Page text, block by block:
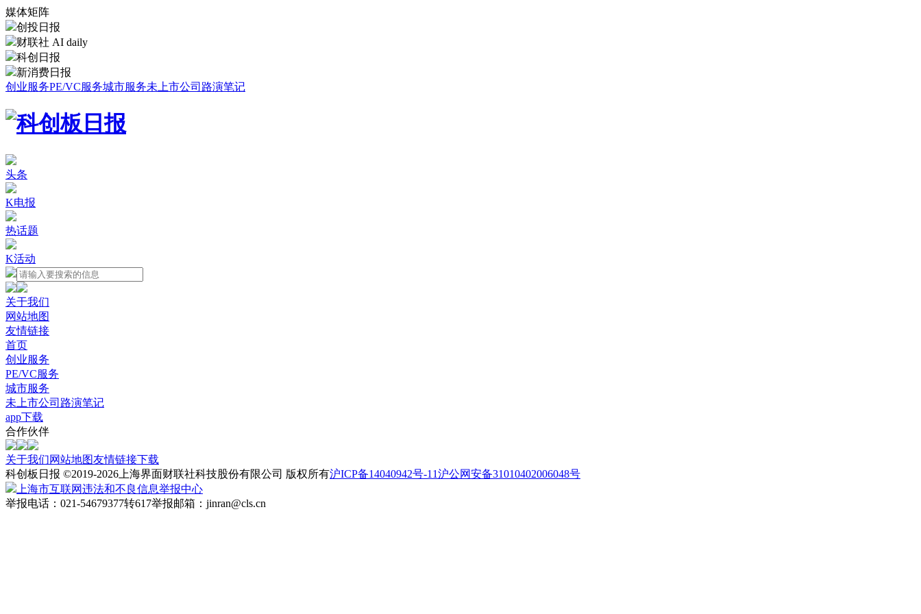
媒体矩阵
创投日报
财联社 AI daily
科创日报
新消费日报
创业服务PE/VC服务城市服务未上市公司路演笔记
头条
K电报
热话题
K活动
关于我们
网站地图
友情链接
首页
创业服务
PE/VC服务
城市服务
未上市公司路演笔记
app下载
合作伙伴
关于我们网站地图友情链接下载
科创板日报 ©2019-2026 上海界面财联社科技股份有限公司 版权所有沪ICP备14040942号-11沪公网安备31010402006048号
上海市互联网违法和不良信息举报中心
举报电话：021-54679377转617举报邮箱：jinran@cls.cn